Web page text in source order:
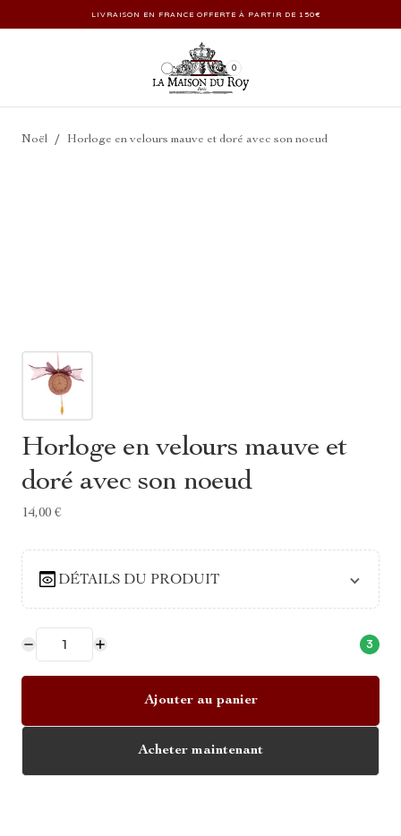
LIVRAISON EN FRANCE OFFERTE À PARTIR DE 150€
0
Noël / Horloge en velours mauve et doré avec son noeud
Horloge en velours mauve et
doré avec son noeud
14,00 €
DÉTAILS DU PRODUIT
3
Ajouter au panier
Acheter maintenant